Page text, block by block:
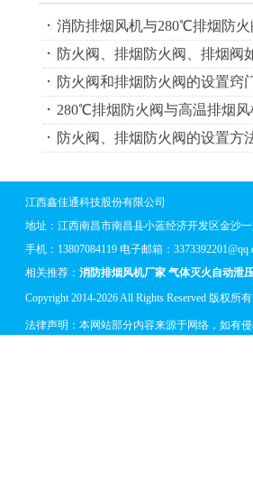
消防排烟风机与280℃排烟防火
防火阀、排烟防火阀、排烟阀
防火阀和排烟防火阀的设置窍
防火阀、排烟防火阀的设置方
江西鑫佳通科技股份有限公司
地址： 江西南昌市南昌县小蓝经济开发区金沙一
手机：13807084119 电子邮箱：
相关推荐： 消防排烟风机厂家 气体灭火自动泄
Copyright 2014-2026 All Rights Reserved 版权所有
法律声明：本网站部分内容来源于网络，如有